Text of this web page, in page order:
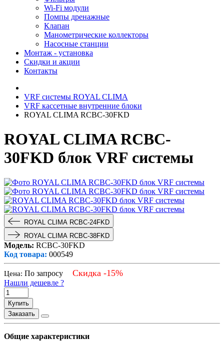
Wi-Fi модули
Помпы дренажные
Клапан
Манометрические коллекторы
Насосные станции
Монтаж - установка
Скидки и акции
Контакты
VRF системы ROYAL CLIMA
VRF кассетные внутренние блоки
ROYAL CLIMA RCBC-30FKD
ROYAL CLIMA RCBC-
30FKD блок VRF системы
ROYAL CLIMA RCBC-24FKD
ROYAL CLIMA RCBC-38FKD
Модель: RCBC-30FKD
Код товара: 000549
Цена: По запросу Скидка -15%
Нашли дешевле ?
Купить
Заказать
Общие характеристики